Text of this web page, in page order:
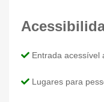
Entrada acessível
Lugares para